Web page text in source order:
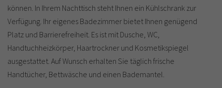
können. In Ihrem Nachttisch steht Ihnen ein Kühlschrank zur
Verfügung. Ihr eigenes Badezimmer bietet Ihnen genügend
Platz und Barrierefreiheit. Es ist mit Dusche, WC,
Handtuchheizkörper, Haartrockner und Kosmetikspiegel
ausgestattet. Auf Wunsch erhalten Sie täglich frische
Handtücher, Bettwäsche und einen Bademantel.